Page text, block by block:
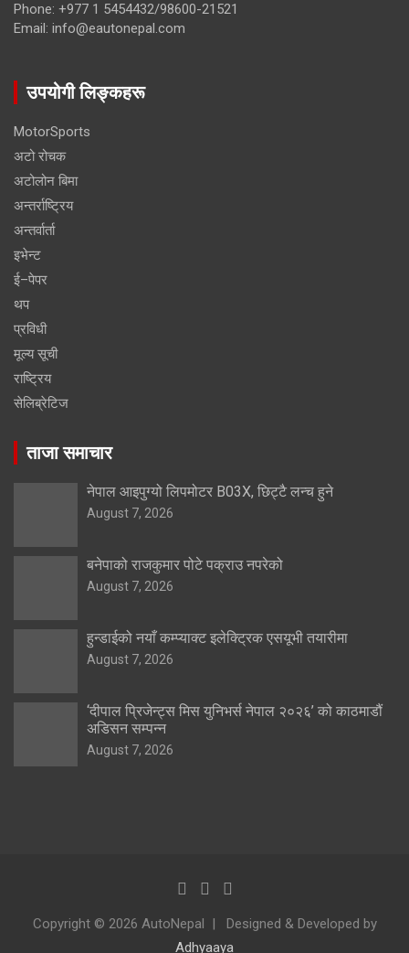
Phone: +977 1 5454432/98600-21521
Email: info@eautonepal.com
उपयोगी लिङ्कहरू
MotorSports
अटो रोचक
अटोलोन बिमा
अन्तर्राष्ट्रिय
अन्तर्वार्ता
इभेन्ट
ई–पेपर
थप
प्रविधी
मूल्य सूची
राष्ट्रिय
सेलिब्रेटिज
ताजा समाचार
नेपाल आइपुग्यो लिपमोटर B03X, छिट्टै लन्च हुने
August 7, 2026
बनेपाको राजकुमार पोटे पक्राउ नपरेको
August 7, 2026
हुन्डाईको नयाँ कम्प्याक्ट इलेक्ट्रिक एसयूभी तयारीमा
August 7, 2026
‘दीपाल प्रिजेन्ट्स मिस युनिभर्स नेपाल २०२६’ को काठमाडौं
अडिसन सम्पन्न
August 7, 2026
Copyright © 2026 AutoNepal
Designed & Developed by
Adhyaaya